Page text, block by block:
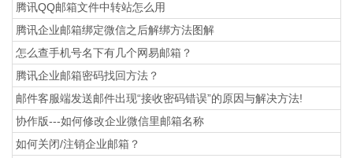
腾讯QQ邮箱文件中转站怎么用
腾讯企业邮箱绑定微信之后解绑方法图解
怎么查手机号名下有几个网易邮箱？
腾讯企业邮箱密码找回方法？
邮件客服端发送邮件出现“接收密码错误”的原因与解决方法!
协作版---如何修改企业微信里邮箱名称
如何关闭/注销企业邮箱？